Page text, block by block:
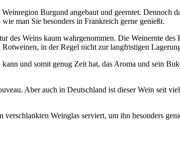
Burgund angebaut und geerntet. Dennoch
man Sie besonders in Frankreich gerne genießt.
Weins kaum wahrgenommen. Die Weinernte des
in der Regel nicht zur langfristigen
und somit genug Zeit hat, das Aroma und sein
Aber auch in Deutschland ist dieser Wein seit
Weinglas serviert, um ihn besonders